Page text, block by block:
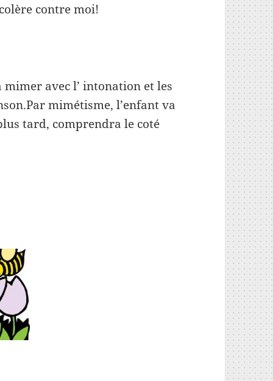
contre moi!
avec l’ intonation et les
mimétisme, l’enfant va
tard, comprendra le coté